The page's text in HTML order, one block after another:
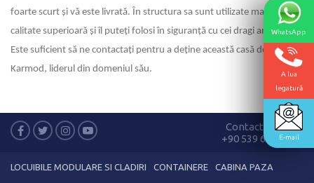
foarte scurt și vă este livrată. În structura sa sunt utilizate materiale de
calitate superioară și îl puteți folosi în siguranță cu cei dragi ani de zile.
Este suficient să ne contactați pentru a deține această casă de către
Karmod, liderul din domeniul său.
Contactează-ne
+90 539 635 89 38
LOCUIBILE MODULARE SI CLADIRI CONTAINERE CABINA PAZA
WhatsApp
A lua
legatură
E-mail